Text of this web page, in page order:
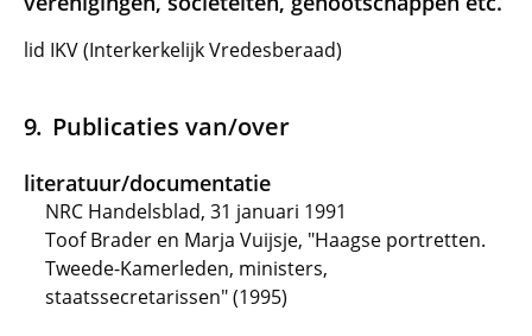
lid IKV (Interkerkelijk Vredesberaad)
Publicaties van/over
literatuur/documentatie
NRC Handelsblad, 31 januari 1991
Toof Brader en Marja Vuijsje, "Haagse portretten.
Tweede-Kamerleden, ministers,
staatssecretarissen" (1995)